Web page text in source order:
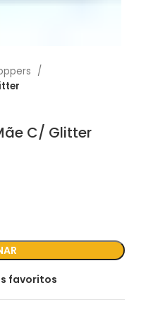
C/ Glitter
favoritos